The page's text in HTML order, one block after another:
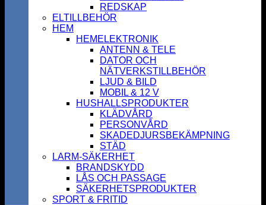
REDSKAP
ELTILLBEHÖR
HEM
HEMELEKTRONIK
ANTENN & TELE
DATOR OCH
NÄTVERKSTILLBEHÖR
LJUD & BILD
MOBIL & 12 V
HUSHALLSPRODUKTER
KLÄDVÅRD
PERSONVÅRD
SKADEDJURSBEKÄMPNING
STÄD
LARM-SÄKERHET
BRANDSKYDD
LÅS OCH PASSAGE
SÄKERHETSPRODUKTER
SPORT & FRITID